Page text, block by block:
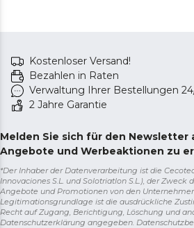
Kostenloser Versand!
Bezahlen in Raten
Verwaltung Ihrer Bestellungen
2 Jahre Garantie
Melden Sie sich für den Newsletter
Angebote und Werbeaktionen zu
*Der Inhaber der Datenverarbeitung ist die
Innovaciones S.L. und Solotriatlon S.L.), der Zweck
Angebote und Promotionen von den
Legitimationsgrundlage ist die ausdrückliche
Recht auf Zugang, Berichtigung, Löschung und
Datenschutzerklärung angegeben.